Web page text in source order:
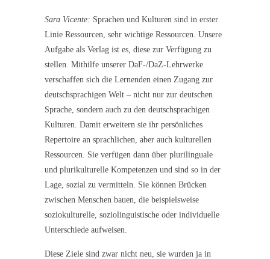
Sara Vicente: Sprachen und Kulturen sind in erster
Linie Ressourcen, sehr wichtige Ressourcen. Unsere
Aufgabe als Verlag ist es, diese zur Verfügung zu
stellen. Mithilfe unserer DaF-/DaZ-Lehrwerke
verschaffen sich die Lernenden einen Zugang zur
deutschsprachigen Welt – nicht nur zur deutschen
Sprache, sondern auch zu den deutschsprachigen
Kulturen. Damit erweitern sie ihr persönliches
Repertoire an sprachlichen, aber auch kulturellen
Ressourcen. Sie verfügen dann über plurilinguale
und plurikulturelle Kompetenzen und sind so in der
Lage, sozial zu vermitteln. Sie können Brücken
zwischen Menschen bauen, die beispielsweise
soziokulturelle, soziolinguistische oder individuelle
Unterschiede aufweisen.
Diese Ziele sind zwar nicht neu, sie wurden ja in